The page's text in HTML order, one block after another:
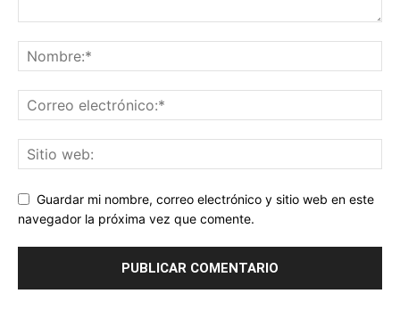
Guardar mi nombre, correo electrónico y sitio web en este
navegador la próxima vez que comente.